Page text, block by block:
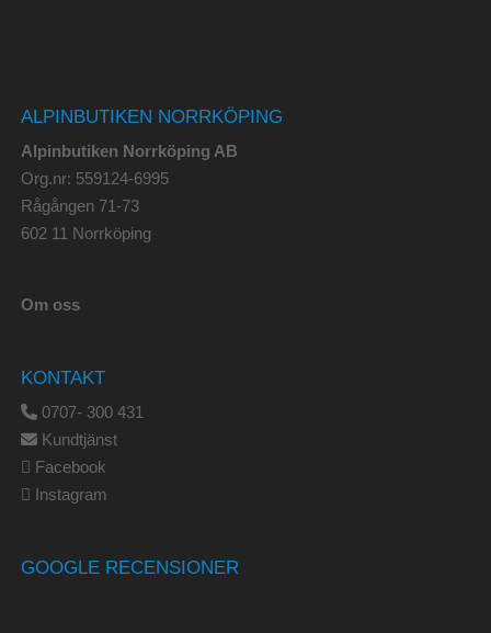
ALPINBUTIKEN NORRKÖPING
Alpinbutiken Norrköping AB
Org.nr: 559124-6995
Rågången 71-73
602 11 Norrköping
Om oss
KONTAKT
0707- 300 431
Kundtjänst
Facebook
Instagram
GOOGLE RECENSIONER